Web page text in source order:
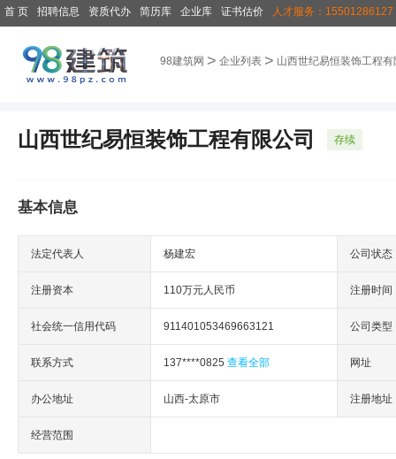
首 页 招聘信息 资质代办 简历库 企业库 证书估价 人才服务：15501286127
98建筑网 > 企业列表 > 山西世纪易恒装饰工程有
山西世纪易恒装饰工程有限公司 存续
基本信息
法定代表人 杨建宏 公司状态
注册资本 110万元人民币 注册时间
社会统一信用代码 911401053469663121 公司类型
联系方式 137****0825 查看全部 网址
办公地址 山西-太原市 注册地址
经营范围